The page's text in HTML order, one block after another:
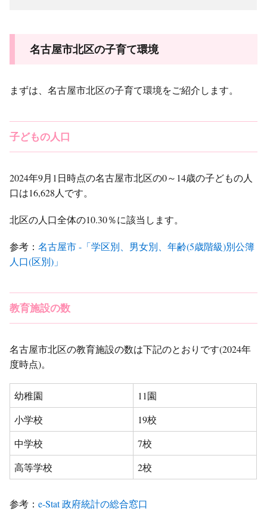
名古屋市北区の子育て環境
まずは、名古屋市北区の子育て環境をご紹介します。
子どもの人口
2024年9月1日時点の名古屋市北区の0～14歳の子どもの人
口は16,628人です。
北区の人口全体の10.30％に該当します。
参考：名古屋市 -「学区別、男女別、年齢(5歳階級)別公簿
人口(区別)」
教育施設の数
名古屋市北区の教育施設の数は下記のとおりです(2024年
度時点)。
幼稚園
11園
小学校
19校
中学校
7校
高等学校
2校
参考：e-Stat 政府統計の総合窓口